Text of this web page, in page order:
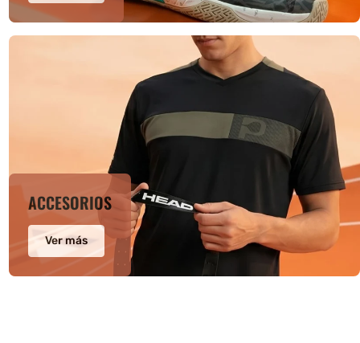
ACCESORIOS
Ver más